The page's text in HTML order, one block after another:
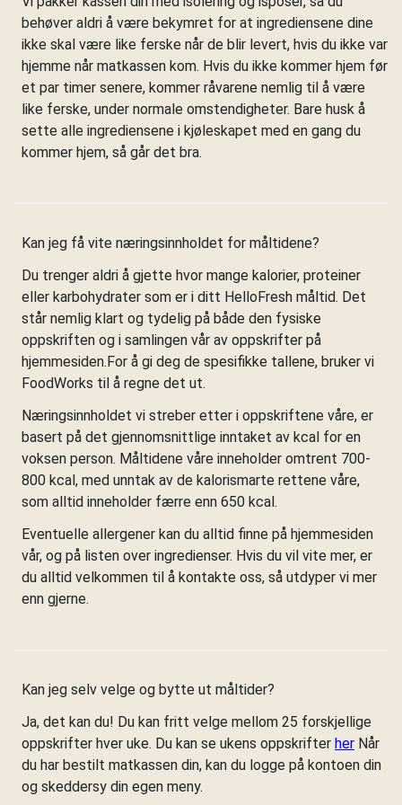
behøver aldri å være bekymret for at ingrediensene dine
ikke skal være like ferske når de blir levert, hvis du ikke var
hjemme når matkassen kom. Hvis du ikke kommer hjem før
et par timer senere, kommer råvarene nemlig til å være
like ferske, under normale omstendigheter. Bare husk å
sette alle ingrediensene i kjøleskapet med en gang du
kommer hjem, så går det bra.
Kan jeg få vite næringsinnholdet for måltidene?
Du trenger aldri å gjette hvor mange kalorier, proteiner
eller karbohydrater som er i ditt HelloFresh måltid. Det
står nemlig klart og tydelig på både den fysiske
oppskriften og i samlingen vår av oppskrifter på
hjemmesiden.For å gi deg de spesifikke tallene, bruker vi
FoodWorks til å regne det ut.
Næringsinnholdet vi streber etter i oppskriftene våre, er
basert på det gjennomsnittlige inntaket av kcal for en
voksen person. Måltidene våre inneholder omtrent 700-
800 kcal, med unntak av de kalorismarte rettene våre,
som alltid inneholder færre enn 650 kcal.
Eventuelle allergener kan du alltid finne på hjemmesiden
vår, og på listen over ingredienser. Hvis du vil vite mer, er
du alltid velkommen til å kontakte oss, så utdyper vi mer
enn gjerne.
Kan jeg selv velge og bytte ut måltider?
Ja, det kan du! Du kan fritt velge mellom 25 forskjellige
oppskrifter hver uke. Du kan se ukens oppskrifter her Når
du har bestilt matkassen din, kan du logge på kontoen din
og skeddersy din egen meny.